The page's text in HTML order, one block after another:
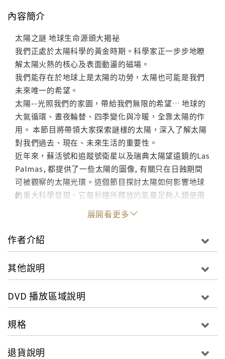
內容簡介
太陽之謎 地球生命源頭大揭祕
我們正處於太陽科學的黃金時期。科學家正一步步地瞭
解太陽火熱的核心及表面動盪的磁場。
我們能存在於地球上是太陽的功勞，太陽也可能是我們
未來唯一的希望。
太陽--光照我們的家園，帶給我們無限的希望… 地球的
大氣循環、晝夜輪替、四季變化與冷暖，全靠太陽的作
用。 本節目將帶領大家探索謎樣的太陽，深入了解太陽
對我們過去、現在、未來生活的重要性。
近年來，蘇活號和追蹤號衛星以及瑞典太陽望遠鏡的Las
Palmas, 都提供了一些太陽的圖像, 有關只在日蝕期間
可被觀察的太陽光環。這個節目探討太陽如何影響地球
的重大科學發現，它每秒鐘所釋放的能量足夠人類使用
百萬年。它仍是我們未來唯一的希望。
影片規格電影片長：約 50 分鐘螢幕比例：16:9發音：
國、英字幕：中、英
展開看更多
作者介紹
其他說明
DVD 播放區域說明
規格
退貨說明